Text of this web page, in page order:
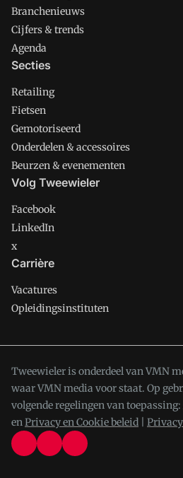
Branchenieuws
Cijfers & trends
Agenda
Secties
Retailing
Fietsen
Gemotoriseerd
Onderdelen & accessoires
Beurzen & evenementen
Volg Tweewieler
Facebook
LinkedIn
x
Carrière
Vacatures
Opleidingsinstituten
Tweewieler is onderdeel van VMN
waar VMN media voor staat. Op
volgende regelingen van toepassing:
enPrivacy en Cookie beleid